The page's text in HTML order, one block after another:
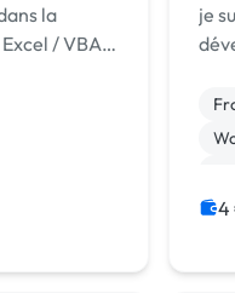
la
/ VBA
je
4